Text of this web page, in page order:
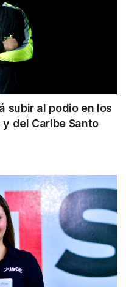
subir al podio en los
del Caribe Santo